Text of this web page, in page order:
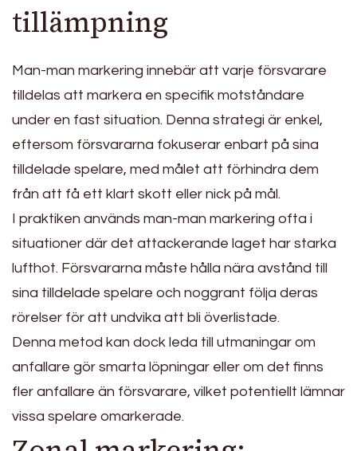
tillämpning
Man-man markering innebär att varje försvarare
tilldelas att markera en specifik motståndare
under en fast situation. Denna strategi är enkel,
eftersom försvararna fokuserar enbart på sina
tilldelade spelare, med målet att förhindra dem
från att få ett klart skott eller nick på mål.
I praktiken används man-man markering ofta i
situationer där det attackerande laget har starka
lufthot. Försvararna måste hålla nära avstånd till
sina tilldelade spelare och noggrant följa deras
rörelser för att undvika att bli överlistade.
Denna metod kan dock leda till utmaningar om
anfallare gör smarta löpningar eller om det finns
fler anfallare än försvarare, vilket potentiellt lämnar
vissa spelare omarkerade.